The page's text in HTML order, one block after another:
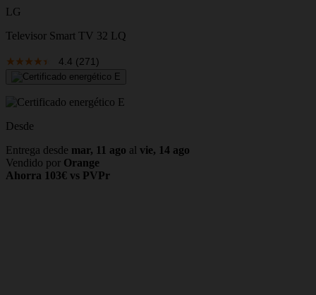
LG
Televisor Smart TV 32 LQ
4.4 (271)
Desde
Entrega desde mar, 11 ago al vie, 14 ago
Vendido por Orange
Ahorra 103€ vs PVPr